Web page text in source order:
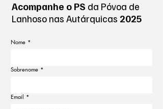
Acompanhe o PS da Póvoa de
Lanhoso nas Autárquicas 2025
Nome *
Sobrenome *
Email *